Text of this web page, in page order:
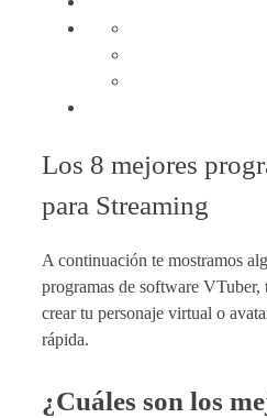
Los 8 mejores
para Streaming
A continuación te mostramos
programas de software VTuber,
crear tu personaje virtual o
rápida.
¿Cuáles son los